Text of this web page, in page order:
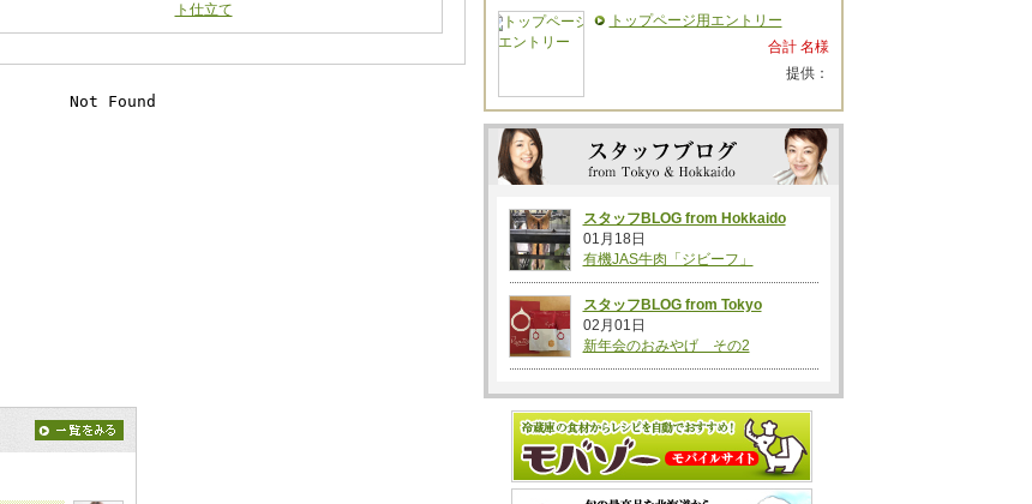
ト仕立て
トップページ用エントリー
合計 名様
提供：
スタッフBLOG from Hokkaido
01月18日
有機JAS牛肉「ジビーフ」
スタッフBLOG from Tokyo
02月01日
新年会のおみやげ その2